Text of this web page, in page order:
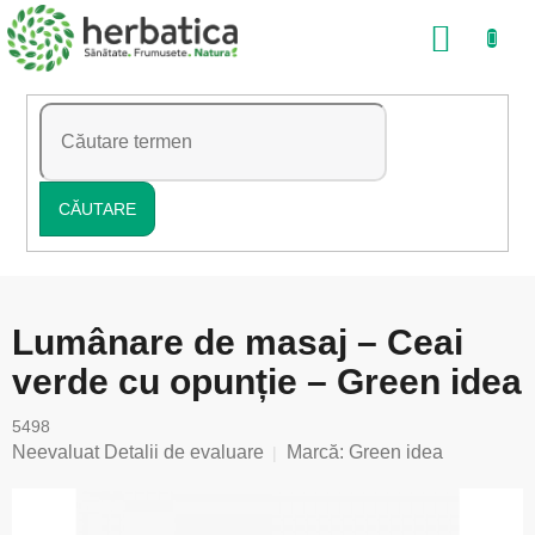
Treci
la
conținut
CĂUTARE
COŞ
Lumânare de masaj – Ceai
verde cu opunție – Green idea
5498
Evaluarea
Neevaluat Detalii de evaluare Marcă: Green idea